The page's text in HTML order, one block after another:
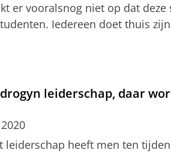
er vooralsnog niet op dat
Iedereen doet thuis
leiderschap, daar
leiderschap heeft men ten